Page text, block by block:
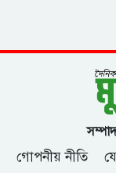
গোপনীয় নীতি